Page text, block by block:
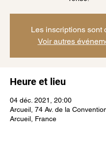
Les inscriptions sont
Voir autres
Heure et lieu
04 déc. 2021, 20:00
Arcueil, 74 Av. de la
Arcueil, France